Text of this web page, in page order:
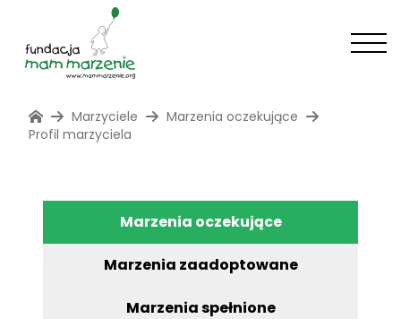
Marzyciele
Marzenia oczekujące
Profil marzyciela
Marzenia oczekujące
Marzenia zaadoptowane
Marzenia spełnione